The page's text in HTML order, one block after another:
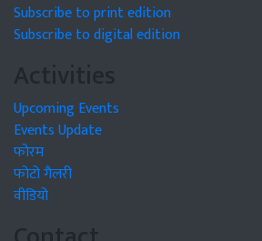
Subscribe to print edition
Subscribe to digital edition
Activities
Upcoming Events
Events Update
फोरम
फोटो गैलरी
वीडियो